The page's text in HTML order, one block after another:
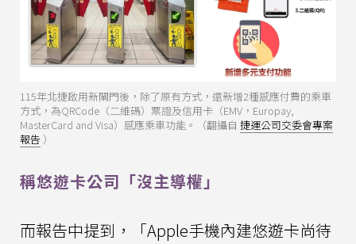
115年北捷啟用新閘門後，除了原有方式，還新增2種感應付費的乘車
方式，為QRCode（二維碼）票證及信用卡（EMV，Europay,
MasterCard and Visa）感應乘車功能。（翻攝自 捷運公司交委會專案
報告 ）
稱悠遊卡公司「沒主導權」
而報告中提到，「Apple手機內建悠遊卡尚待